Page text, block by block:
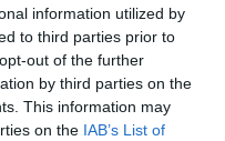
information utilized by
to third parties prior to
out of the further
by third parties on the
This information may
on the IAB’s List of